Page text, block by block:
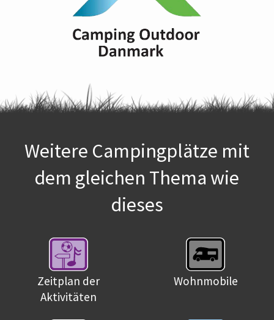
Weitere Campingplätze mit
dem gleichen Thema wie
dieses
Zeitplan der
Aktivitäten
Wohnmobile